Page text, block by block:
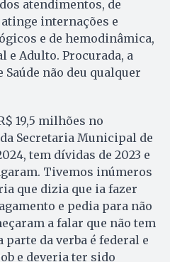
atendimentos, de
internações e
e de hemodinâmica,
e Adulto. Procurada, a
não deu qualquer
19,5 milhões no
Secretaria Municipal de
tem dívidas de 2023 e
Tivemos inúmeros
que dizia que ia fazer
e pedia para não
a falar que não tem
da verba é federal e
e deveria ter sido